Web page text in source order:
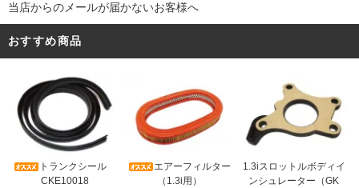
当店からのメールが届かないお客様へ
おすすめ商品
トランクシール
CKE10018
エアーフィルター
（1.3i用）
1.3iスロットルボディイ
ンシュレーター（GK